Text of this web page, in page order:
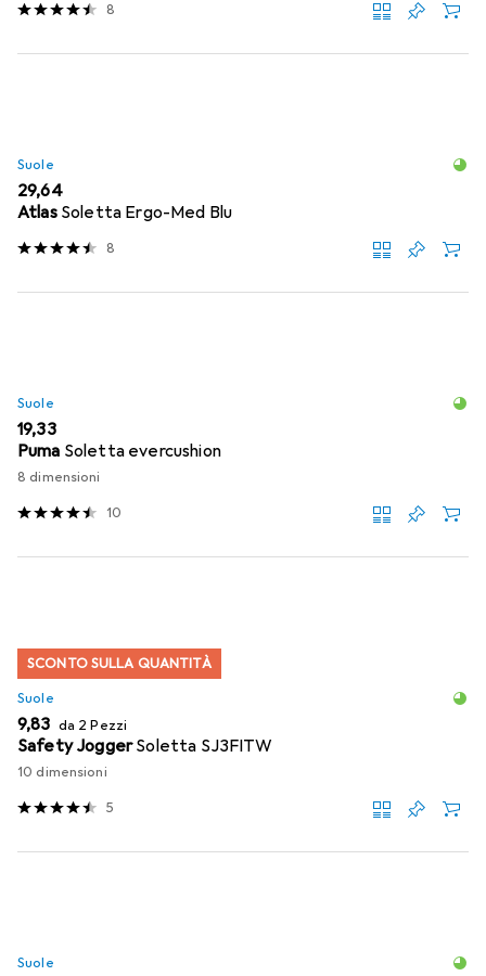
8
Suole
EUR
29,64
Atlas Soletta Ergo-Med Blu
8
Suole
EUR
19,33
Puma Soletta evercushion
8 dimensioni
10
SCONTO SULLA QUANTITÀ
Suole
EUR
9,83 da 2 Pezzi
Safety JoggerSoletta SJ3FITW
10 dimensioni
5
Suole